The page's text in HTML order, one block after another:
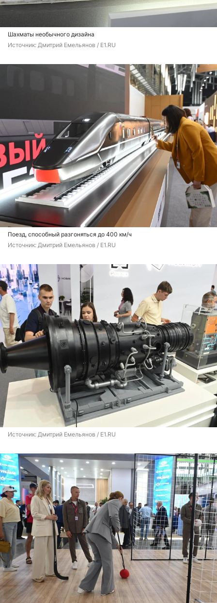
Шахматы необычного дизайна
Источник: Дмитрий Емельянов / E1.RU
Поезд, способный разгоняться до 400 км/ч
Источник: Дмитрий Емельянов / E1.RU
Источник: Дмитрий Емельянов / E1.RU